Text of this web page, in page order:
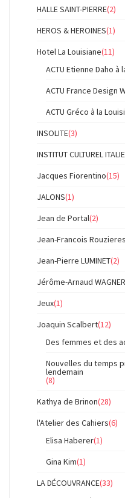
HALLE SAINT-PIERRE(2)
HEROS & HEROINES(1)
Hotel La Louisiane(11)
ACTU Etienne Daho à
ACTU France Design
ACTU Gréco à la
INSOLITE(3)
INSTITUT CULTUREL
Jacques Fiorentino(15)
JALONS(1)
Jean de Portal(2)
Jean-Francois Rouzieres
Jean-Pierre LUMINET(2)
Jérôme-Arnaud WAGNER
Jeux(1)
Joaquin Scalbert(12)
Des femmes et des
Nouvelles du temps
lendemain
(8)
Kathya de Brinon(28)
l'Atelier des Cahiers(6)
Elisa Haberer(1)
Gina Kim(1)
LA DÉCOUVRANCE(33)